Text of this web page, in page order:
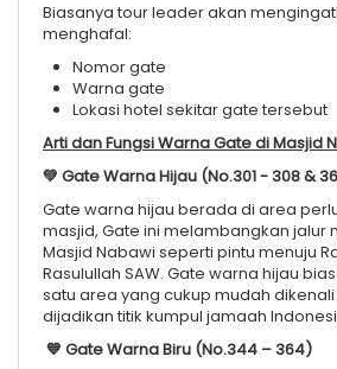
Biasanya tour leader akan
menghafal:
Nomor gate
Warna gate
Lokasi hotel sekitar gate tersebut
Arti dan Fungsi Warna Gate di Masjid
💚 Gate Warna Hijau (No.301 - 308 &
Gate warna hijau berada di area
masjid, Gate ini melambangkan jalur
Masjid Nabawi seperti pintu menuju
Rasulullah SAW. Gate warna hijau
satu area yang cukup mudah
dijadikan titik kumpul jamaah
💙 Gate Warna Biru (No.344 – 364)